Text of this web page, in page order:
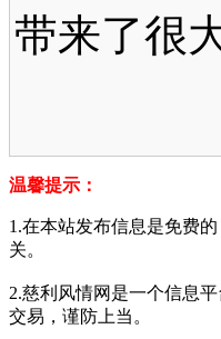
带来了很
温馨提示：
1.在本站发布信息是免费
关。
2.慈利风情网是一个信息
交易，谨防上当。